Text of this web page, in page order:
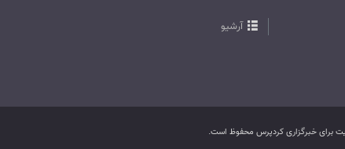
آرشیو
برای خبرگزاری کردپرس محفوظ است.